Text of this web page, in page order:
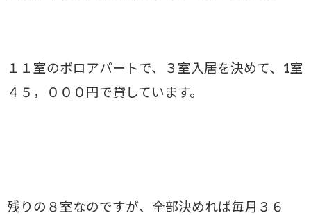
１１室のボロアパートで、３室入居を決めて、1室
４５，０００円で貸しています。
残りの８室なのですが、全部決めれば毎月３６